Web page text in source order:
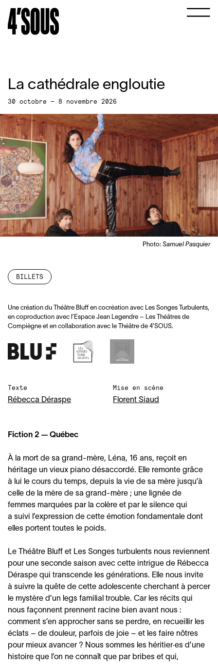
La cathédrale engloutie
30 octobre — 8 novembre 2026
Photo: Samuel Pasquier
BILLETS
Une création du Théâtre Bluff en cocréation avec Les Songes Turbulents,
en coproduction avec l’Espace Jean Legendre – Les Théâtres de
Compiègne et en collaboration avec le Théâtre de 4’SOUS.
Texte
Rébecca Déraspe
Mise en scène
Florent Siaud
Fiction 2 — Québec
À la mort de sa grand-mère, Léna, 16 ans, reçoit en
héritage un vieux piano désaccordé. Elle remonte grâce
à lui le cours du temps, depuis la vie de sa mère jusqu’à
celle de la mère de sa grand-mère ; une lignée de
femmes marquées par la colère et par le silence qui
a suivi l’expression de cette émotion fondamentale dont
elles portent toutes le poids.
Le Théâtre Bluff et Les Songes turbulents nous reviennent
pour une seconde saison avec cette intrigue de Rébecca
Déraspe qui transcende les générations. Elle nous invite
à suivre la quête de cette adolescente cherchant à percer
le mystère d’un legs familial trouble. Car les récits qui
nous façonnent prennent racine bien avant nous :
comment s’en approcher sans se perdre, en recueillir les
éclats – de douleur, parfois de joie – et les faire nôtres
pour mieux avancer ? Nous sommes les héritier·es d’une
histoire que l’on ne connaît que par bribes et qui,